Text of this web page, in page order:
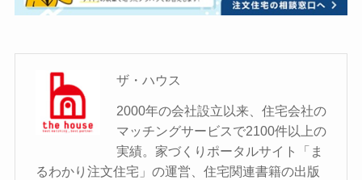
ザ・ハウス
2000年の会社設立以来、住宅会社の
マッチングサービスで2100件以上の
実績。家づくりポータルサイト「ま
るわかり注文住宅」の運営、住宅関連書籍の出版